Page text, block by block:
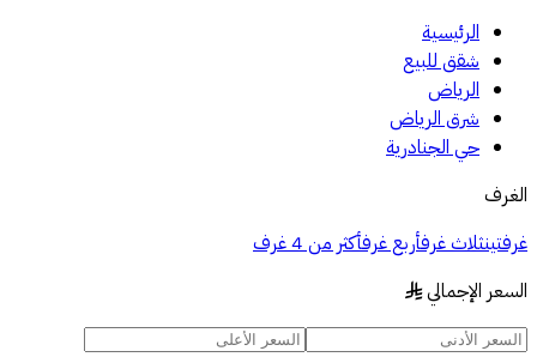
الرئيسية
شقق للبيع
الرياض
شرق الرياض
حي الجنادرية
الغرف
غرفتينثلاث غرفأربع غرفأكثر من 4 غرف
السعر الإجمالي §